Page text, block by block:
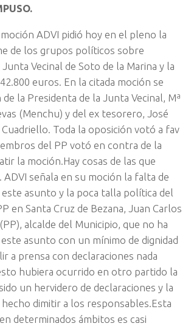
ADVI pidió hoy en el pleno la
de los grupos políticos sobre
Vecinal de Soto de la Marina y la
euros. En la citada moción se
de la Presidenta de la Junta Vecinal, Mª
(Menchu) y del ex tesorero, José
Toda la oposición votó a fav
del PP votó en contra de la
la moción.Hay cosas de las que
ADVI señala en su moción la falta de
asunto y la poca talla política del
en Santa Cruz de Bezana, Juan Carlos
alcalde del Municipio, que no ha
asunto con un mínimo de dignidad
a prensa con declaraciones nada
hubiera ocurrido en otro partido la
un hervidero de declaraciones y la
dimitir a los responsables.Esta
determinados ámbitos es casi